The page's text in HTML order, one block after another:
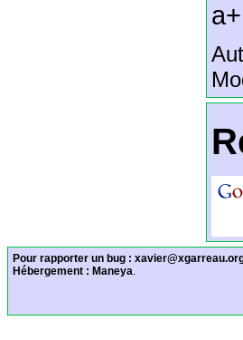
a+
Pour rapporter un bug :
Hébergement : Maneya.